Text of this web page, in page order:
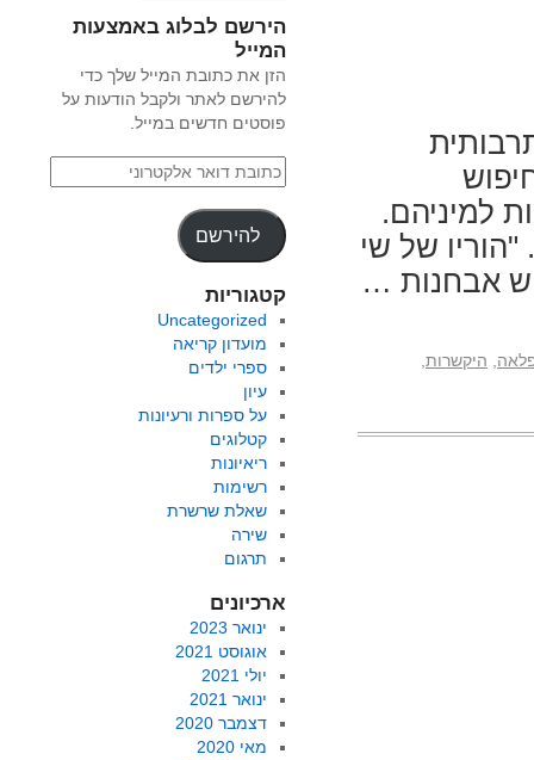
למיניהם.
"הוריו של שי
אבחנות …
היקשרות
הירשם לבלוג באמצעות
המייל
הזן את כתובת המייל שלך כדי
להירשם לאתר ולקבל הודעות על
פוסטים חדשים במייל.
להירשם
קטגוריות
Uncategorized
מועדון קריאה
ספרי ילדים
עיון
על ספרות ורעיונות
קטלוגים
ריאיונות
רשימות
שאלת שרשרת
שירה
תרגום
ארכיונים
ינואר 2023
אוגוסט 2021
יולי 2021
ינואר 2021
דצמבר 2020
מאי 2020